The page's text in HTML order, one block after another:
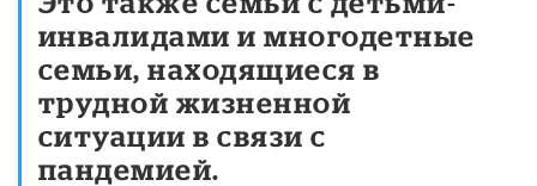
инвалидами и многодетные
семьи, находящиеся в
трудной жизненной
ситуации в связи с
пандемией.